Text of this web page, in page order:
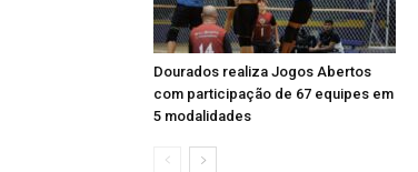
Dourados realiza Jogos Abertos
com participação de 67 equipes em
5 modalidades